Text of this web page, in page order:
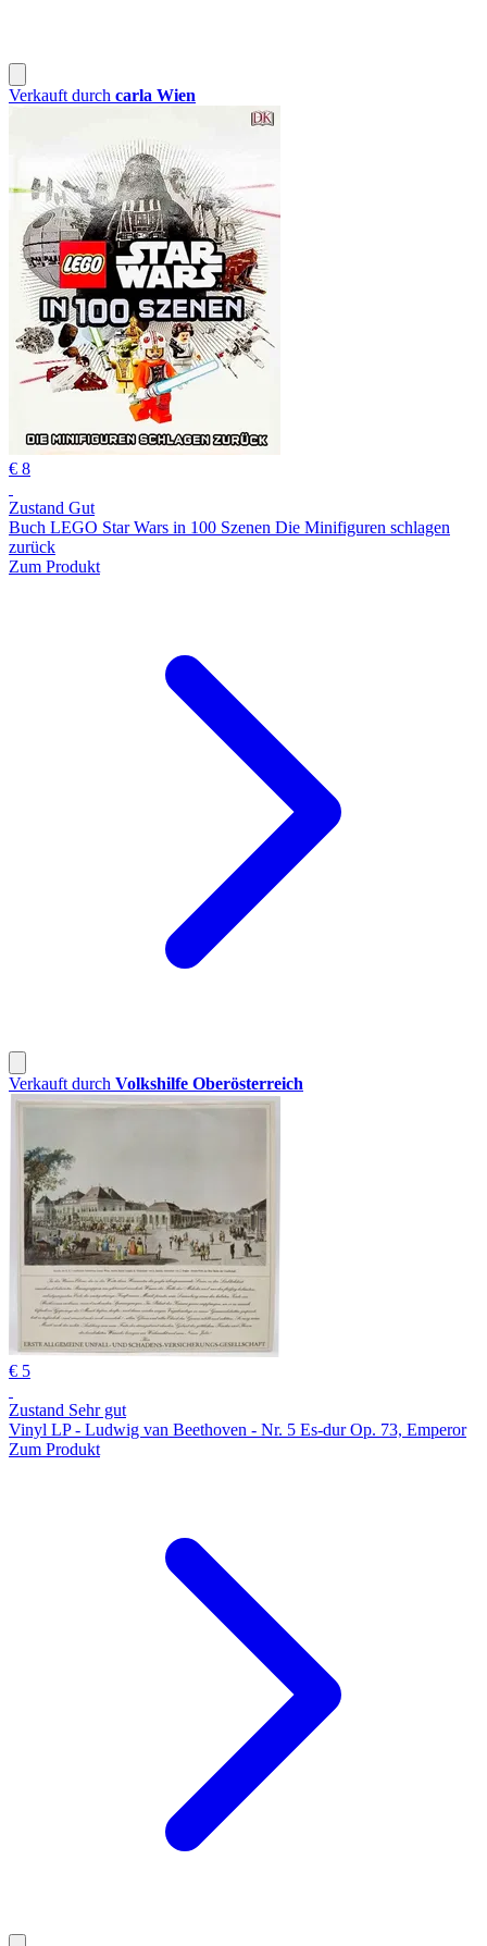
Verkauft durch carla Wien
€ 8
Zustand Gut
Buch LEGO Star Wars in 100 Szenen Die Minifiguren schlagen
zurück
Zum Produkt
Verkauft durch Volkshilfe Oberösterreich
€ 5
Zustand Sehr gut
Vinyl LP - Ludwig van Beethoven - Nr. 5 Es-dur Op. 73, Emperor
Zum Produkt